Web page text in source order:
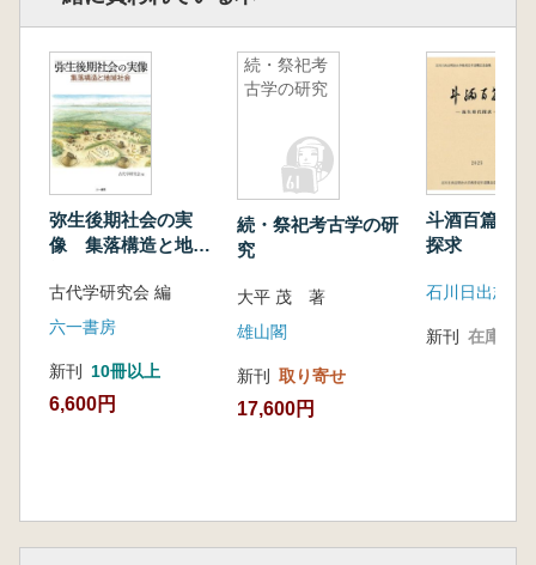
2.山陰・北陸地方の四隅突出型墳丘墓
第6章 棺槨を石で囲う墳丘墓
1.石囲い木棺墓・木槨墓の成立と発展
2.石囲い墓の変遷と終焉
第7章 手工業生産の展開と墳丘墓の形成
1.手工業生産と墳丘墓グループの形成
2.弥生社会の終焉と前方後円墳の成立
弥生後期社会の実
像 集落構造と地域
古代学研究会 編
六一書房
新刊 10冊以上
6,600円
続・祭祀考
古学の研究
続・祭祀考古学の研
究
大平 茂 著
雄山閣
新刊 取り寄せ
17,600円
斗酒百篇 弥
探求
新刊 在庫なし